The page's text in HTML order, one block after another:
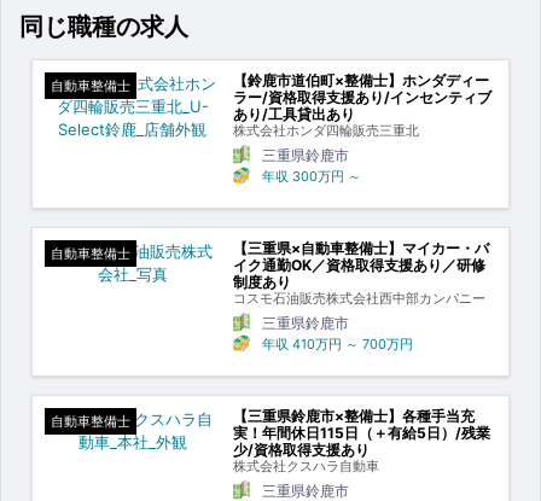
同じ職種の求人
自動車整備士
【鈴鹿市道伯町×整備士】ホンダディー
ラー/資格取得支援あり/インセンティブ
あり/工具貸出あり
株式会社ホンダ四輪販売三重北
三重県鈴鹿市
年収 300万円 ～
自動車整備士
【三重県×自動車整備士】マイカー・バ
イク通勤OK／資格取得支援あり／研修
制度あり
コスモ石油販売株式会社西中部カンパニー
三重県鈴鹿市
年収 410万円 ～ 700万円
自動車整備士
【三重県鈴鹿市×整備士】各種手当充
実！年間休日115日（＋有給5日）/残業
少/資格取得支援あり
株式会社クスハラ自動車
三重県鈴鹿市